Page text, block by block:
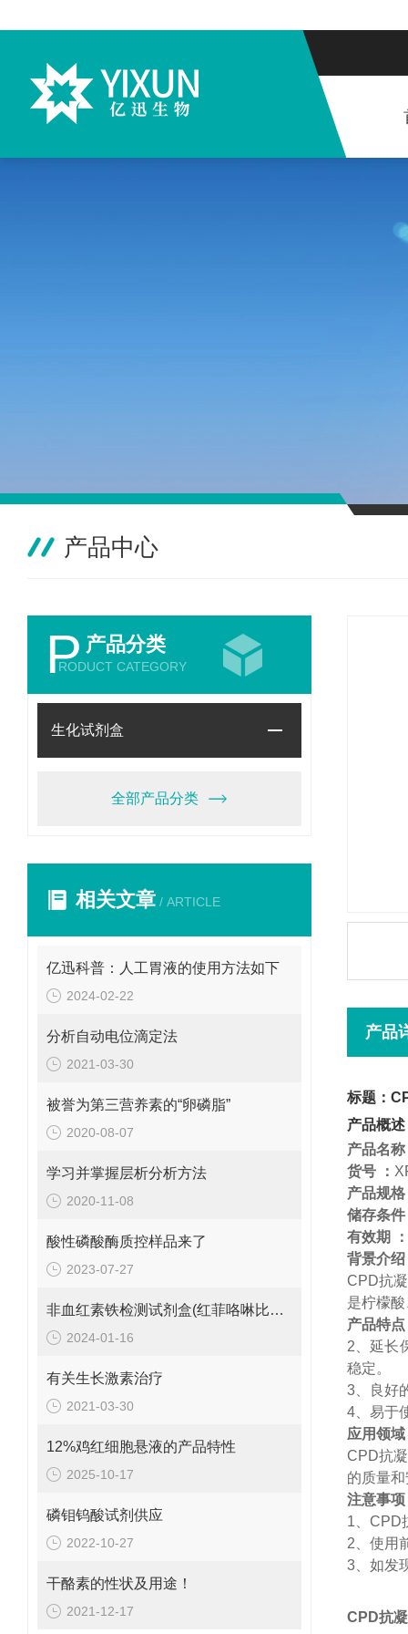
产品中心
P 产品分类
RODUCT CATEGORY
生化试剂盒
全部产品分类
相关文章 / ARTICLE
亿迅科普：人工胃液的使用方法如下
2024-02-22
分析自动电位滴定法
2021-03-30
被誉为第三营养素的“卵磷脂”
2020-08-07
学习并掌握层析分析方法
2020-11-08
酸性磷酸酶质控样品来了
2023-07-27
非血红素铁检测试剂盒(红菲咯啉比色法)使用注意事项:
2024-01-16
有关生长激素治疗
2021-03-30
12%鸡红细胞悬液的产品特性
2025-10-17
磷钼钨酸试剂供应
2022-10-27
干酪素的性状及用途！
2021-12-17
产品
标题：
产品概述
产品名称
货号
：
产品规格
储存条件
有效期
：
背景介绍
CPD抗
是柠檬
产品特点
2 、延长
稳定。
3
良好
4
易于
应用领域
CPD抗
的质量
注意事项
1
CPD
2
使用
3
如发
CPD抗